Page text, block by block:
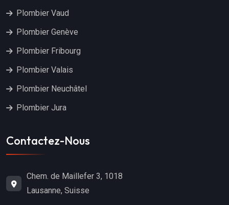
Plombier Vaud
Plombier Genève
Plombier Fribourg
Plombier Valais
Plombier Neuchâtel
Plombier Jura
Contactez-Nous
Chem. de Maillefer 3, 1018
Lausanne, Suisse